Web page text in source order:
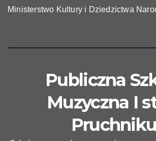
Ministerstwo Kultury i Dziedzictwa
Publiczna
Muzyczna I
Pruchniku